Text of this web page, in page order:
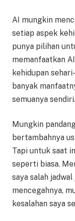
AI mungkin
setiap aspek
punya pilihan
memanfaatkan
kehidupan
banyak
semuanya sendiri.
Mungkin
bertambahnya
Tapi untuk saat
seperti biasa.
saya salah
mencegahnya,
kesalahan saya